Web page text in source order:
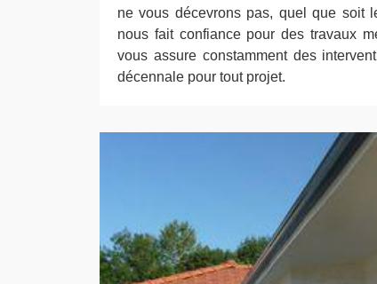
ne vous décevrons pas, quel que soit
nous fait confiance pour des travaux
vous assure constamment des
décennale pour tout projet.